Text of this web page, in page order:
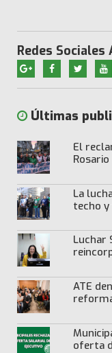
Redes Sociales
Últimas
El
Rosario
La
techo
Luchar
ATE
oferta